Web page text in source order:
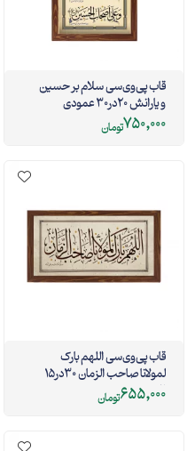
قاب پی‌وی‌سی سلام بر حسین
و یارانش 20در30 عمودی
750,000تومان
قاب پی‌وی‌سی اللهم بارک
لمولانا صاحب الزمان 30در15
افقی
655,000تومان